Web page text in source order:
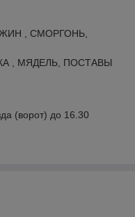
, СМОРГОНЬ,
, МЯДЕЛЬ, ПОСТАВЫ
(ворот) до 16.30